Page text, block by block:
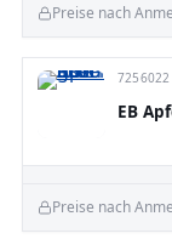
Preise nach
7256022
EB
Preise nach